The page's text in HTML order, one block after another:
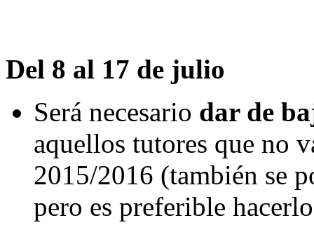
Del 8 al 17 de julio
Será necesario dar de
aquellos tutores que no
2015/2016 (también se
pero es preferible